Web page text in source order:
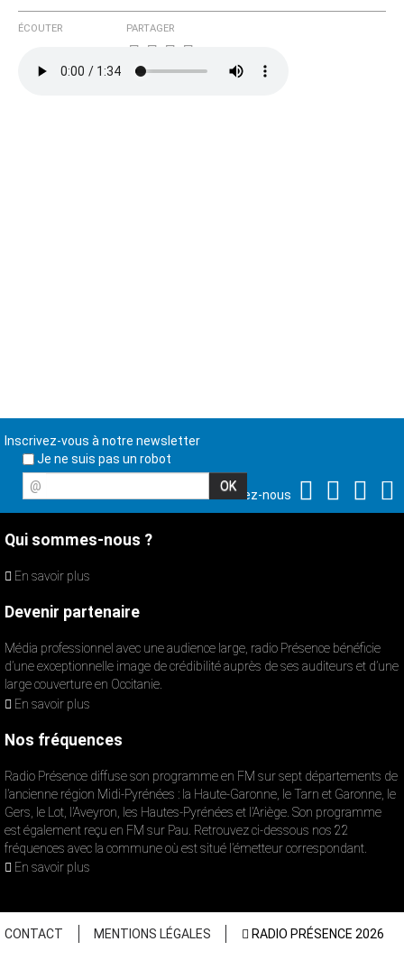
ÉCOUTER PARTAGER
Inscrivez-vous à notre newsletter
Je ne suis pas un robot
@
Suivez-nous
Qui sommes-nous ?
En savoir plus
Devenir partenaire
Média professionnel avec une audience large, radio Présence bénéficie
d’une exceptionnelle image de crédibilité auprès de ses auditeurs et d’une
large couverture en Occitanie.
En savoir plus
Nos fréquences
Radio Présence diffuse son programme en FM sur sept départements de
l’ancienne région Midi-Pyrénées : la Haute-Garonne, le Tarn et Garonne, le
Gers, le Lot, l’Aveyron, les Hautes-Pyrénées et l’Ariège. Son programme
est également reçu en FM sur Pau. Retrouvez ci-dessous nos 22
fréquences avec la commune où est situé l’émetteur correspondant.
En savoir plus
CONTACT MENTIONS LÉGALES RADIO PRÉSENCE 2026